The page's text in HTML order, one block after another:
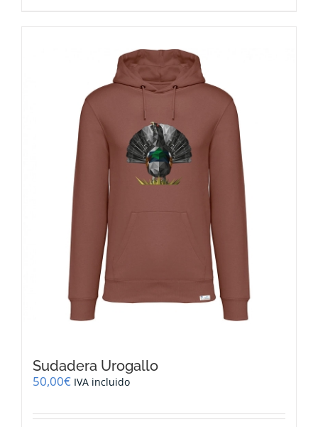
variantes.
Las
opciones
se
pueden
elegir
en
la
página
de
Sudadera Urogallo
50,00€ IVA incluido